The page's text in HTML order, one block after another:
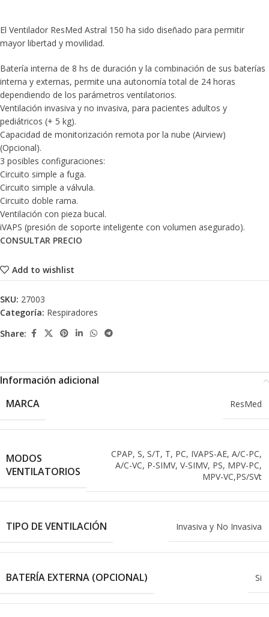
El Ventilador ResMed Astral 150 ha sido diseñado para permitir
mayor libertad y movilidad.
Batería interna de 8 hs de duración y la combinación de sus baterías
interna y externas, permite una autonomía total de 24 horas
dependiendo de los parámetros ventilatorios.
Ventilación invasiva y no invasiva, para pacientes adultos y
pediátricos (+ 5 kg).
Capacidad de monitorización remota por la nube (Airview)
(Opcional).
3 posibles configuraciones:
Circuito simple a fuga.
Circuito simple a válvula.
Circuito doble rama.
Ventilación con pieza bucal.
iVAPS (presión de soporte inteligente con volumen asegurado).
CONSULTAR PRECIO
Add to wishlist
SKU: 27003
Categoría: Respiradores
Share:
Información adicional
MARCA
ResMed
MODOS
VENTILATORIOS
CPAP, S, S/T, T, PC, IVAPS-AE, A/C-PC,
A/C-VC, P-SIMV, V-SIMV, PS, MPV-PC,
MPV-VC,PS/SVt
TIPO DE VENTILACIÓN Invasiva y No Invasiva
BATERÍA EXTERNA (OPCIONAL) Si